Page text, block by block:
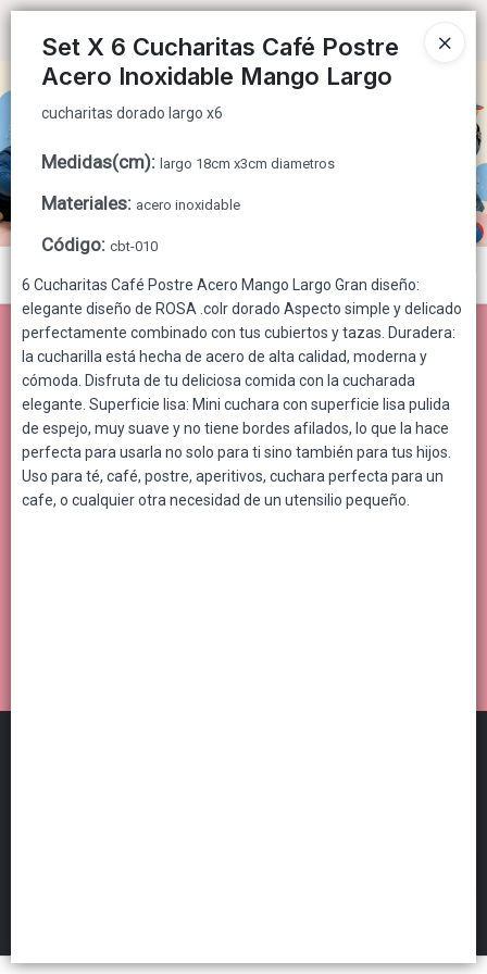
cucharitas dorado largo x6
Set X 6 Cucharitas Café Postre
Acero Inoxidable Mango Largo
cucharitas dorado largo x6
Medidas(cm): largo 18cm x3cm diametros
Materiales: acero inoxidable
Código: cbt-010
6 Cucharitas Café Postre Acero Mango Largo Gran diseño:
elegante diseño de ROSA .colr dorado Aspecto simple y delicado
perfectamente combinado con tus cubiertos y tazas. Duradera:
la cucharilla está hecha de acero de alta calidad, moderna y
cómoda. Disfruta de tu deliciosa comida con la cucharada
elegante. Superficie lisa: Mini cuchara con superficie lisa pulida
de espejo, muy suave y no tiene bordes afilados, lo que la hace
perfecta para usarla no solo para ti sino también para tus hijos.
Uso para té, café, postre, aperitivos, cuchara perfecta para un
cafe, o cualquier otra necesidad de un utensilio pequeño.
CÓMO COMPRAR
CONTACTO
Menú
cucharitas dorado largo x6
Lista vacía